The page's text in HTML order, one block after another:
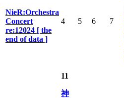
NieR:Orchestra
Concert
re:12024 [ the
end of data ]
4 5 6 7
11
神